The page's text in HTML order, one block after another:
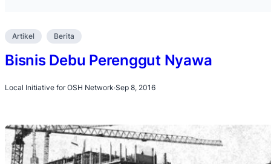
Artikel Berita
Bisnis Debu Perenggut Nyawa
Local Initiative for OSH Network·Sep 8, 2016